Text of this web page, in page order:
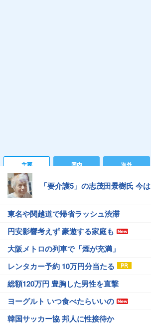
主要 国内 海外
「要介護5」の志茂田景樹氏 今は
東名や関越道で帰省ラッシュ渋滞
円安影響考えず 豪遊する家庭も
大阪メトロの列車で「煙が充満」
レンタカー予約 10万円分当たる
総額120万円 豊胸した男性を直撃
ヨーグルト いつ食べたらいいの
韓国サッカー協 邦人に性接待か